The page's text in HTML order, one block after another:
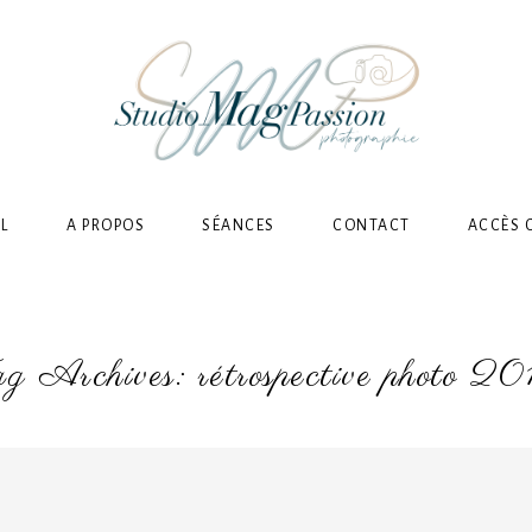
A PROPOS SÉANCES CONTACT ACCÈS
Archives:rétrospective photo